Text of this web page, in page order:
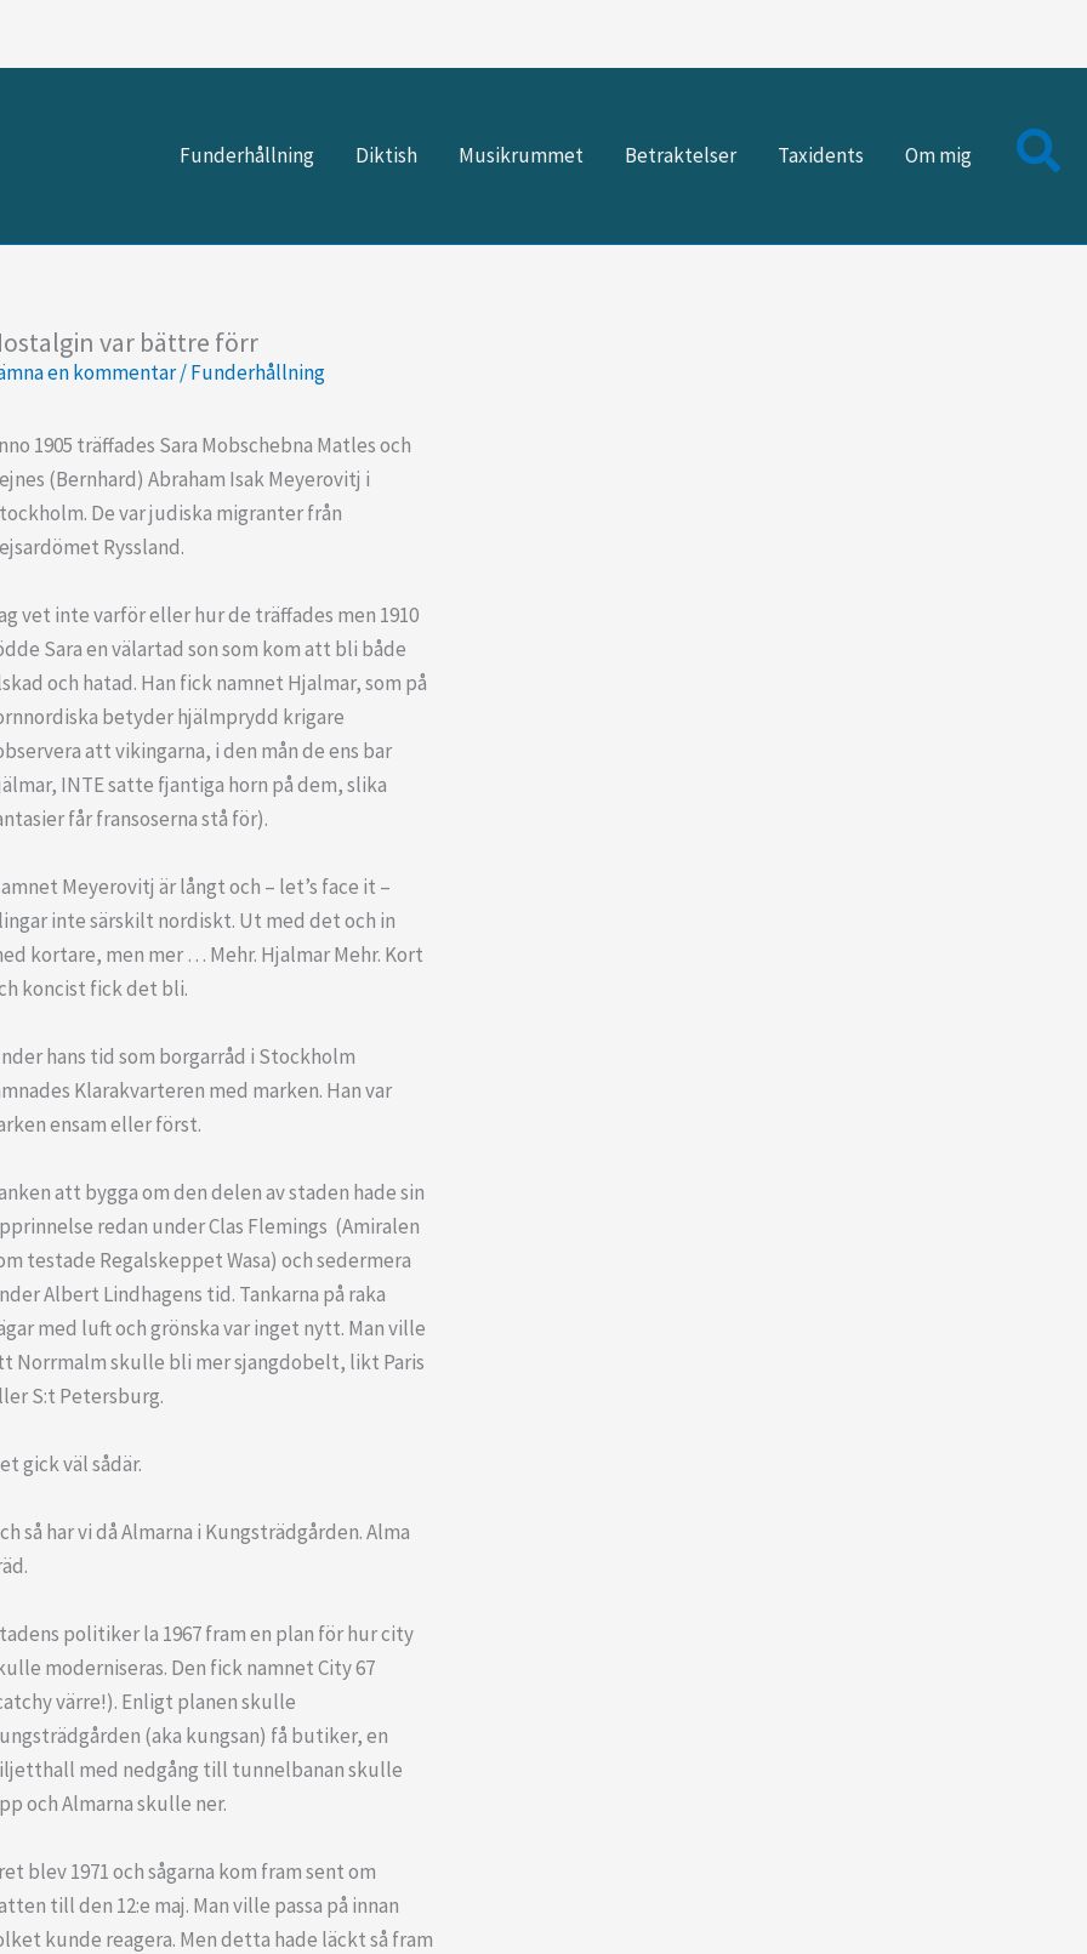
Funderhållning Diktish Musikrummet Betraktelser Taxidents Om mig
var bättre förr
en kommentar/Funderhållning
1905 träffades Sara Mobschebna Matles och
(Bernhard) Abraham Isak Meyerovitj i
De var judiska migranter från
Ryssland.
vet inte varför eller hur de träffades men 1910
Sara en välartad son som kom att bli både
och hatad. Han fick namnet Hjalmar, som på
betyder hjälmprydd krigare
att vikingarna, i den mån de ens bar
INTE satte fjantiga horn på dem, slika
får fransoserna stå för).
Meyerovitj är långt och – let’s face it –
inte särskilt nordiskt. Ut med det och in
kortare, men mer … Mehr. Hjalmar Mehr. Kort
koncist fick det bli.
hans tid som borgarråd i Stockholm
Klarakvarteren med marken. Han var
ensam eller först.
att bygga om den delen av staden hade sin
redan under Clas Flemings (Amiralen
testade Regalskeppet Wasa) och sedermera
Albert Lindhagens tid. Tankarna på raka
med luft och grönska var inget nytt. Man ville
Norrmalm skulle bli mer sjangdobelt, likt Paris
S:t Petersburg.
gick väl sådär.
så har vi då Almarna i Kungsträdgården. Alma
politiker la 1967 fram en plan för hur city
moderniseras. Den fick namnet City 67
värre!). Enligt planen skulle
(aka kungsan) få butiker, en
med nedgång till tunnelbanan skulle
och Almarna skulle ner.
blev 1971 och sågarna kom fram sent om
till den 12:e maj. Man ville passa på innan
kunde reagera. Men detta hade läckt så fram